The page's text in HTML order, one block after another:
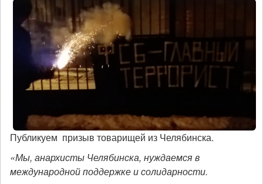
Публикуем призыв товарищей из Челябинска.
«Мы, анархисты Челябинска, нуждаемся в
международной поддержке и солидарности.